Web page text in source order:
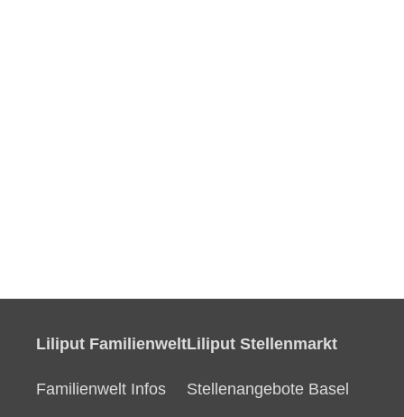
Liliput Familienwelt
Familienwelt Infos
Liliput Stellenmarkt
Stellenangebote Basel